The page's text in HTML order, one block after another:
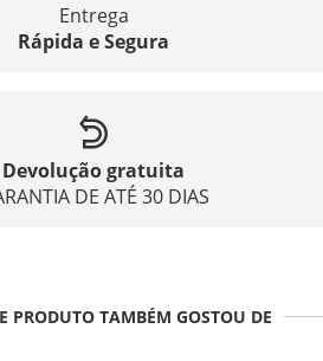
Entrega
Rápida e Segura
Devolução gratuita
DE ATÉ 30 DIAS
PRODUTO TAMBÉM GOSTOU DE